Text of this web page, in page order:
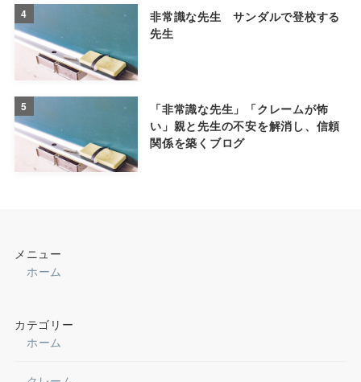
4
非常識な先生 サンダルで登校する
先生
5
「非常識な先生」「クレームが怖
い」親と先生の不安を解消し、信頼
関係を築くブログ
メニュー
ホーム
カテゴリー
ホーム